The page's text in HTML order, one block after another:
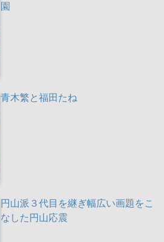
園
青木繁と福田たね
円山派３代目を継ぎ幅広い画題をこ
なした円山応震